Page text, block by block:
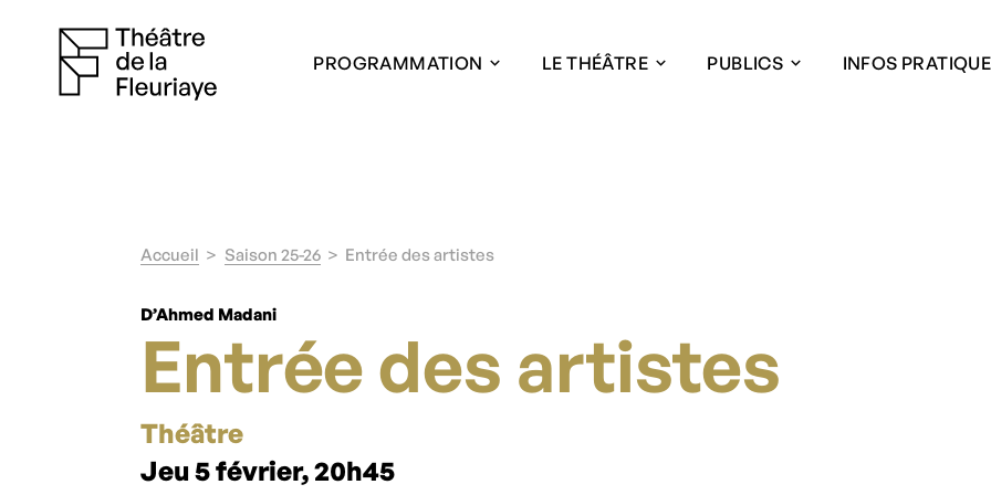
PROGRAMMATION LE THÉÂTRE PUBLICS INFOS
Accueil Saison 25-26 Entrée des artistes
D’Ahmed Madani
Entrée des artistes
Théâtre
Jeu 5 février, 20h45